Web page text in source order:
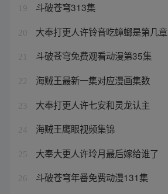
19 斗破苍穹313集
20 大奉打更人许铃音吃蟑螂是第几章
21 斗破苍穹免费观看动漫第35集
22 海贼王最新一集对应漫画集数
23 大奉打更人许七安和灵龙认主
24 海贼王鹰眼视频集锦
25 大奉大更人许玲月最后嫁给谁了
26 斗破苍穹年番免费动漫131集